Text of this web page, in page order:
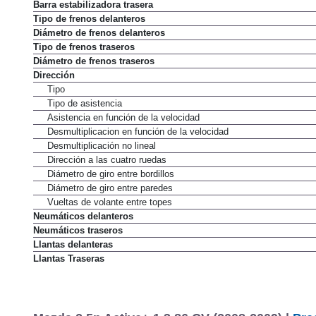
Barra estabilizadora trasera
Tipo de frenos delanteros
Diámetro de frenos delanteros
Tipo de frenos traseros
Diámetro de frenos traseros
Dirección
Tipo
Tipo de asistencia
Asistencia en función de la velocidad
Desmultiplicacion en función de la velocidad
Desmultiplicación no lineal
Dirección a las cuatro ruedas
Diámetro de giro entre bordillos
Diámetro de giro entre paredes
Vueltas de volante entre topes
Neumáticos delanteros
Neumáticos traseros
Llantas delanteras
Llantas Traseras